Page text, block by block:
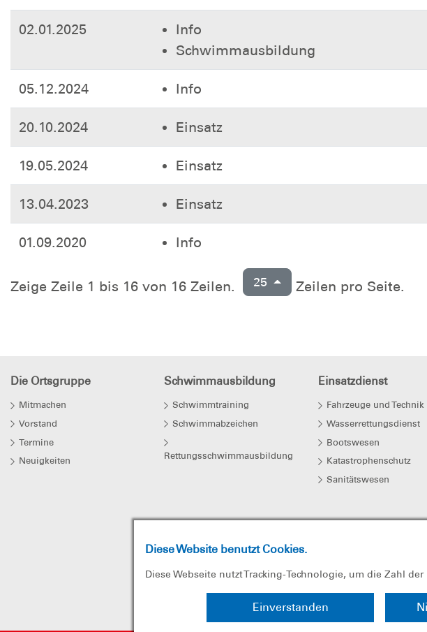
02.01.2025
Info
Schwimmausbildung
05.12.2024 Info
20.10.2024 Einsatz
19.05.2024 Einsatz
13.04.2023 Einsatz
01.09.2020 Info
Zeige Zeile 1 bis 16 von 16 Zeilen. 25 Zeilen pro Seite.
Diese Website benutzt Cookies.
Diese Webseite nutzt Tracking-Technologie, um die Zahl
Einverstanden
Die Ortsgruppe
Mitmachen
Vorstand
Termine
Neuigkeiten
Schwimmausbildung
Schwimmtraining
Schwimmabzeichen
Rettungsschwimmausbildung
Einsatzdienst
Fahrzeuge und Technik
Wasserrettungsdienst
Bootswesen
Katastrophenschutz
Sanitätswesen